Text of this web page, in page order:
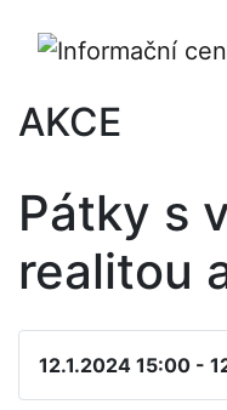
AKCE
Pátky s
realitou
12.1.2024 15:00 -